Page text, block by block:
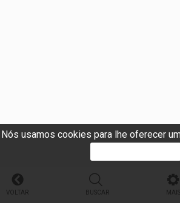
Nós usamos cookies para lhe oferecer
VOLTAR BUSCAR MAIS